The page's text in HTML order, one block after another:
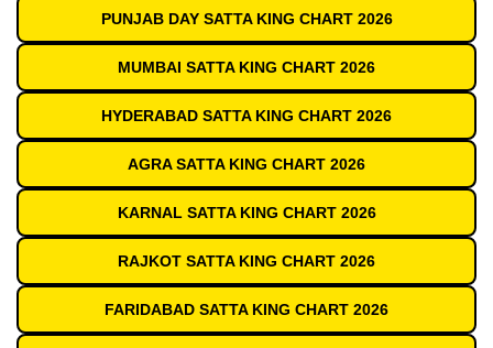
PUNJAB DAY SATTA KING CHART 2026
MUMBAI SATTA KING CHART 2026
HYDERABAD SATTA KING CHART 2026
AGRA SATTA KING CHART 2026
KARNAL SATTA KING CHART 2026
RAJKOT SATTA KING CHART 2026
FARIDABAD SATTA KING CHART 2026